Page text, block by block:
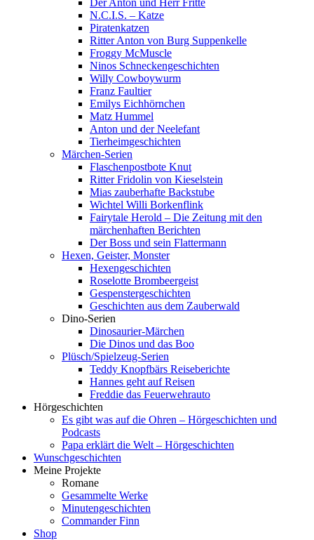
Der Anton und Herr Fritte
N.C.I.S. – Katze
Piratenkatzen
Ritter Anton von Burg Suppenkelle
Froggy McMuscle
Ninos Schneckengeschichten
Willy Cowboywurm
Franz Faultier
Emilys Eichhörnchen
Matz Hummel
Anton und der Neelefant
Tierheimgeschichten
Märchen-Serien
Flaschenpostbote Knut
Ritter Fridolin von Kieselstein
Mias zauberhafte Backstube
Wichtel Willi Borkenflink
Fairytale Herold – Die Zeitung mit den
märchenhaften Berichten
Der Boss und sein Flattermann
Hexen, Geister, Monster
Hexengeschichten
Roselotte Brombeergeist
Gespenstergeschichten
Geschichten aus dem Zauberwald
Dino-Serien
Dinosaurier-Märchen
Die Dinos und das Boo
Plüsch/Spielzeug-Serien
Teddy Knopfbärs Reiseberichte
Hannes geht auf Reisen
Freddie das Feuerwehrauto
Hörgeschichten
Es gibt was auf die Ohren – Hörgeschichten und
Podcasts
Papa erklärt die Welt – Hörgeschichten
Wunschgeschichten
Meine Projekte
Romane
Gesammelte Werke
Minutengeschichten
Commander Finn
Shop